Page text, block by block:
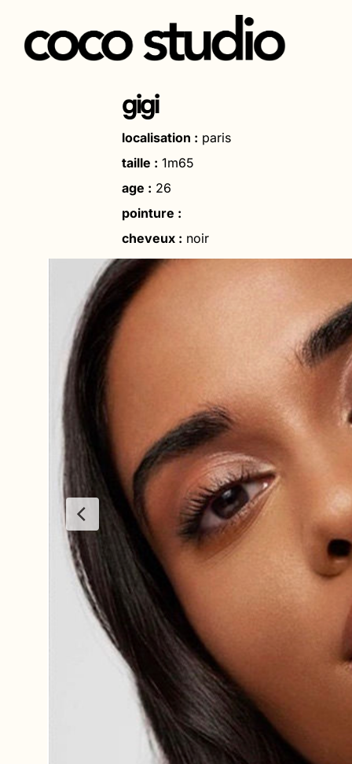
Aller
gigi
localisation : paris
taille : 1m65
age : 26
pointure :
cheveux : noir